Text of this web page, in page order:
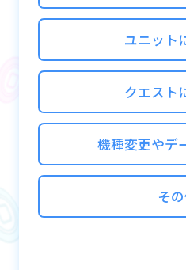
い方法をご利用くださ
※通信状況の安定して
ゴンの購入が正常に行
す。通信状況をご確認く
ユニット
クエスト
機種変更やデ
そ